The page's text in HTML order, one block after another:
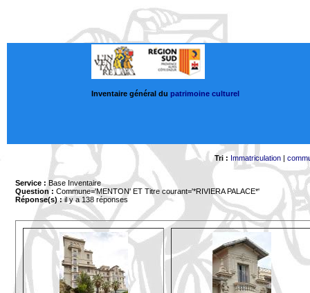
Inventaire général du patrimoine culturel
Tri : Immatriculation|
Service : Base Inventaire
Question : Commune='MENTON' ET Titre courant='*RIVIERA PALACE*'
Réponse(s) :il y a 138 réponses